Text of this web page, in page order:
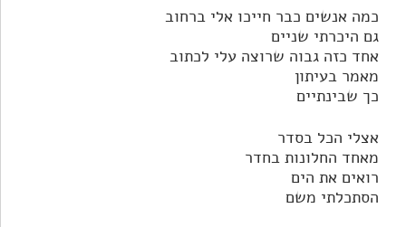
כמה אנשים כבר חייכו אלי ברחוב
גם היכרתי שניים
אחד כזה גבוה שרוצה עלי לכתוב
מאמר בעיתון
כך שבינתיים
אצלי הכל בסדר
מאחד החלונות בחדר
רואים את הים
הסתכלתי משם